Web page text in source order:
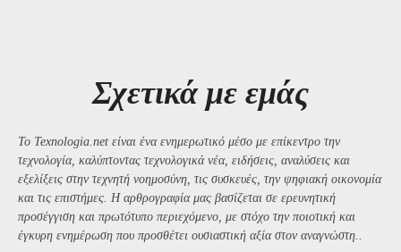
Σχετικά με εμάς
Το Texnologia.net είναι ένα ενημερωτικό μέσο με επίκεντρο την
τεχνολογία, καλύπτοντας τεχνολογικά νέα, ειδήσεις, αναλύσεις και
εξελίξεις στην τεχνητή νοημοσύνη, τις συσκευές, την ψηφιακή οικονομία
και τις επιστήμες. Η αρθρογραφία μας βασίζεται σε ερευνητική
προσέγγιση και πρωτότυπο περιεχόμενο, με στόχο την ποιοτική και
έγκυρη ενημέρωση που προσθέτει ουσιαστική αξία στον αναγνώστη..